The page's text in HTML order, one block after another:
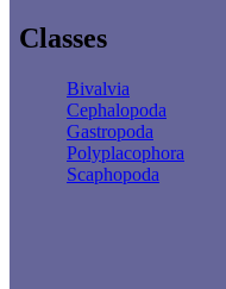
Classes
Bivalvia
Cephalopoda
Gastropoda
Polyplacophora
Scaphopoda